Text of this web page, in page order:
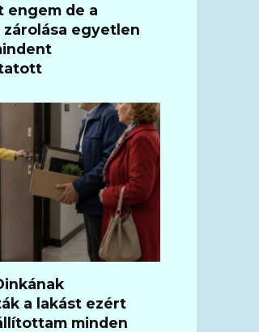
engem de a
zárolása egyetlen
a lakást ezért
minden